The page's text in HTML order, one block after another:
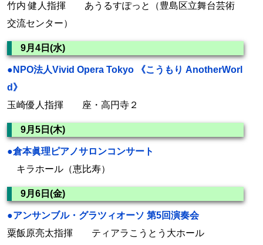
竹内 健人指揮 あうるすぽっと（豊島区立舞台芸術
交流センター）
9月4日(水)
●NPO法人Vivid Opera Tokyo 《こうもり AnotherWorl
d》
玉崎優人指揮 座・高円寺２
9月5日(木)
●倉本眞理ピアノサロンコンサート
キラホール（恵比寿）
9月6日(金)
●アンサンブル・グラツィオーソ 第5回演奏会
粟飯原亮太指揮 ティアラこうとう大ホール